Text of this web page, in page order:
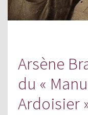
Arsène
du «
Ardoisier